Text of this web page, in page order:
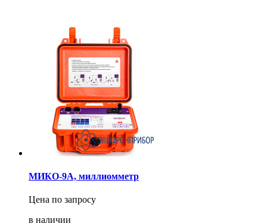
МИКО-9А, миллиомметр
Цена по запросу
в наличии